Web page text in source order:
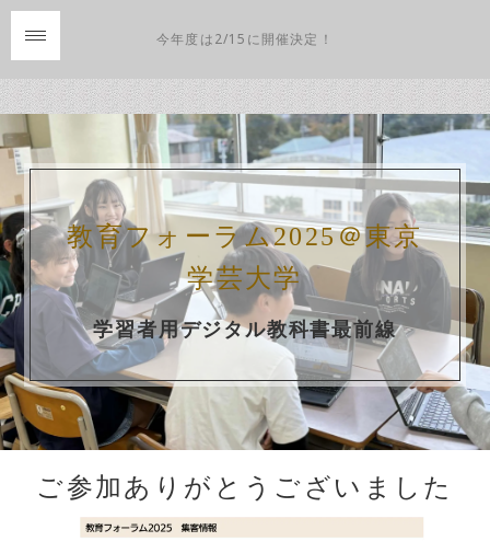
今年度は2/15に開催決定！
教育フォーラム2025＠東京
学芸大学
学習者用デジタル教科書最前線
ご参加ありがとうございました